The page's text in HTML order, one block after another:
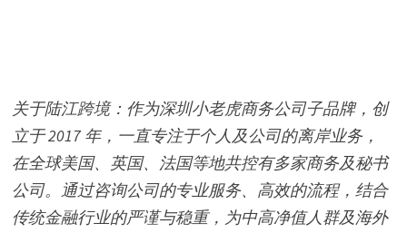
关于陆江跨境：作为深圳小老虎商务公司子品牌，创
立于 2017 年，一直专注于个人及公司的离岸业务，
在全球美国、英国、法国等地共控有多家商务及秘书
公司。通过咨询公司的专业服务、高效的流程，结合
传统金融行业的严谨与稳重，为中高净值人群及海外